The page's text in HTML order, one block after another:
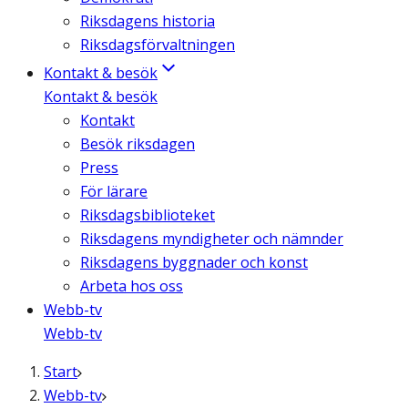
Riksdagens historia
Riksdagsförvaltningen
Kontakt & besök
Kontakt & besök
Kontakt
Besök riksdagen
Press
För lärare
Riksdagsbiblioteket
Riksdagens myndigheter och nämnder
Riksdagens byggnader och konst
Arbeta hos oss
Webb-tv
Webb-tv
Start
Webb-tv